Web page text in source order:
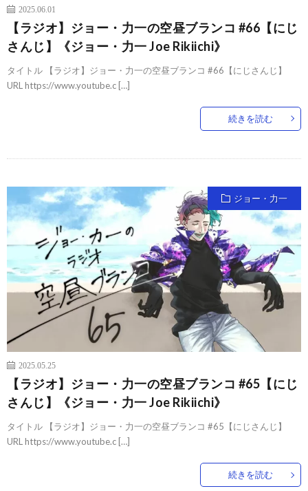
2025.06.01
【ラジオ】ジョー・力一の空昼ブランコ #66【にじ
さんじ】《ジョー・力一 Joe Rikiichi》
タイトル 【ラジオ】ジョー・力一の空昼ブランコ #66【にじさんじ】
URL https://www.youtube.c […]
続きを読む
ジョー・力一
2025.05.25
【ラジオ】ジョー・力一の空昼ブランコ #65【にじ
さんじ】《ジョー・力一 Joe Rikiichi》
タイトル 【ラジオ】ジョー・力一の空昼ブランコ #65【にじさんじ】
URL https://www.youtube.c […]
続きを読む